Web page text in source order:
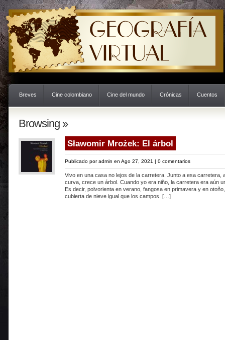
Breves Cine colombiano Cine del mundo Crónicas Cuentos
Browsing »
Sławomir Mrożek: El árbol
Publicado poradmin en Ago 27, 2021 | 0 comentarios
Vivo en una casa no lejos de la carretera. Junto a esa carretera,
curva, crece un árbol. Cuando yo era niño, la carretera era aún
Es decir, polvorienta en verano, fangosa en primavera y en
cubierta de nieve igual que los campos. […]